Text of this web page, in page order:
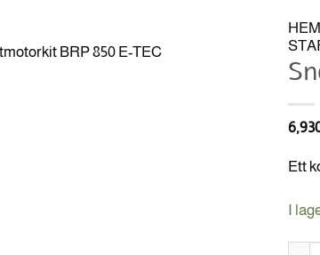
HEM
Ett
I